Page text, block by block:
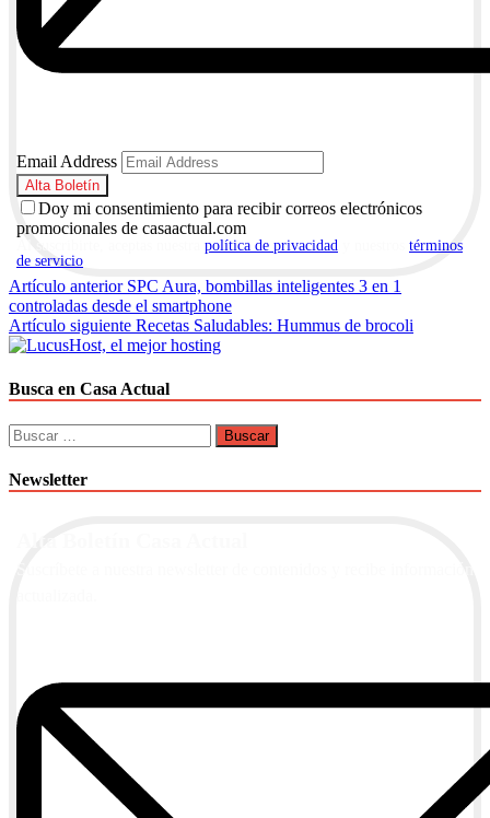
Email Address
Doy mi consentimiento para recibir correos electrónicos
promocionales de casaactual.com
política de privacidad
términos
de servicio
Navegación
de
entradas
Artículo anterior SPC Aura, bombillas inteligentes 3 en 1
controladas desde el smartphone
Artículo siguiente Recetas Saludables: Hummus de brocoli
Busca en Casa Actual
Buscar:
Newsletter